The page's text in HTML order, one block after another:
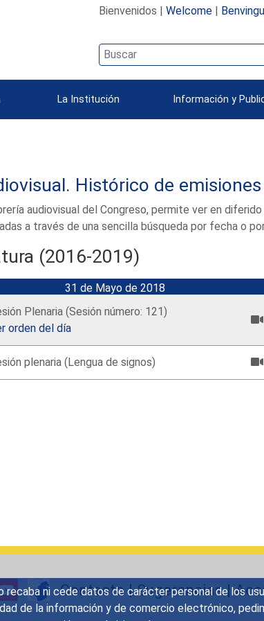
ni cede datos de carácter personal de los
de la información y de comercio electrónico,
Bienvenidos | Welcome|
La Institución Información y
Histórico de
audiovisual del Congreso, permite ver en
a través de una sencilla búsqueda por fecha o
(2016-2019)
31 de Mayo de 2018
Plenaria (Sesión número: 121)
orden del día
plenaria (Lengua de signos)
Contacto|Sugerencias|